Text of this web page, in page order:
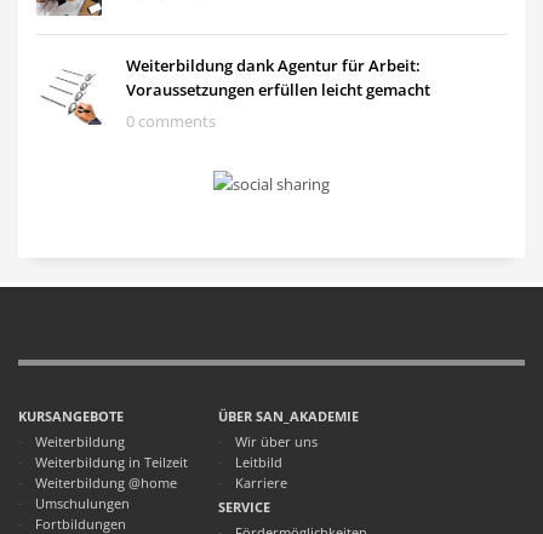
Weiterbildung dank Agentur für Arbeit:
Voraussetzungen erfüllen leicht gemacht
0 comments
KURSANGEBOTE
Weiterbildung
Weiterbildung in Teilzeit
Weiterbildung @home
Umschulungen
Fortbildungen
ÜBER SAN_AKADEMIE
Wir über uns
Leitbild
Karriere
SERVICE